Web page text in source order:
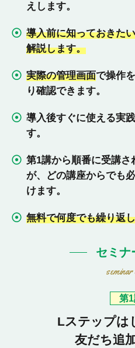
えします。
導入前に知っておきた
解説します。
実際の管理画面で操作
り確認できます。
導入後すぐに使える実
す。
第1講から順番に受講
が、どの講座からでも
けます。
無料で何度でも繰り返し
セミナ
seminar
第
Lステップは
友だち追